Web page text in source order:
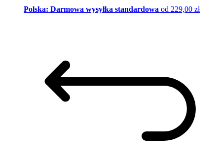
Polska: Darmowa wysyłka standardowa od 229,00 zł